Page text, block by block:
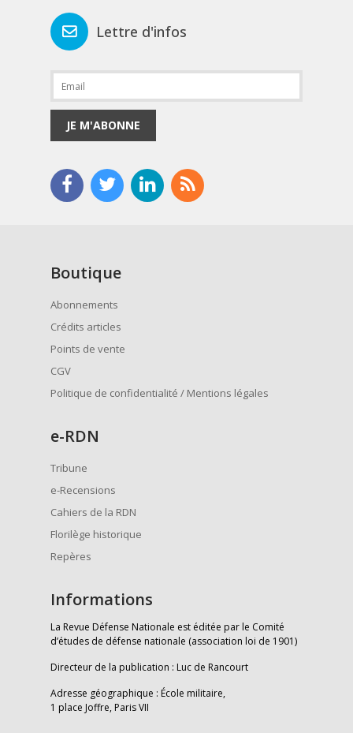
Lettre d'infos
JE M'ABONNE
Boutique
Abonnements
Crédits articles
Points de vente
CGV
Politique de confidentialité / Mentions légales
e-RDN
Tribune
e-Recensions
Cahiers de la RDN
Florilège historique
Repères
Informations
La Revue Défense Nationale est éditée par le Comité
d’études de défense nationale (association loi de 1901)
Directeur de la publication : Luc de Rancourt
Adresse géographique : École militaire,
1 place Joffre, Paris VII